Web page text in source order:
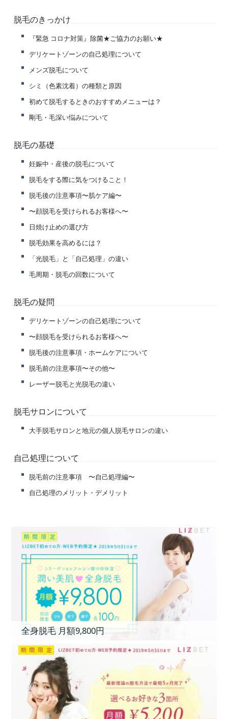
脱毛のきっかけ
『緊急 コロナ対策』除菌★ご協力のお願い★
デリケートゾーンの自己処理について
メンズ脱毛について
シミ（色素沈着）の種類と原因
初めて脱毛するときのおすすめメニューは？
剛毛・毛深い悩みについて
脱毛の基礎
妊娠中・産後の脱毛について
脱毛をする際に気をつけること！
脱毛後の注意事項〜肌ケア編〜
〜顔脱毛を受けられるお客様へ〜
日焼け止めの選び方
脱毛効果を高めるには？
「光脱毛」と「自己処理」の違い
毛周期・脱毛の回数について
脱毛の疑問
デリケートゾーンの自己処理について
〜顔脱毛を受けられるお客様へ〜
脱毛後の注意事項・ホームケアについて
脱毛前の注意事項〜その他〜
レーザー脱毛と光脱毛の違い
脱毛サロンについて
大手脱毛サロンと地元の個人脱毛サロンの違い
自己処理について
脱毛前の注意事項 〜自己処理編〜
自己処理のメリット・デメリット
全身脱毛 月額9,800円